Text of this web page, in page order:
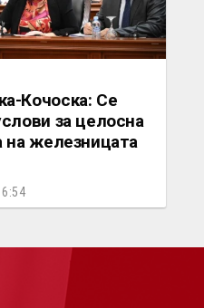
Кочоска: Се
за целосна
на железницата